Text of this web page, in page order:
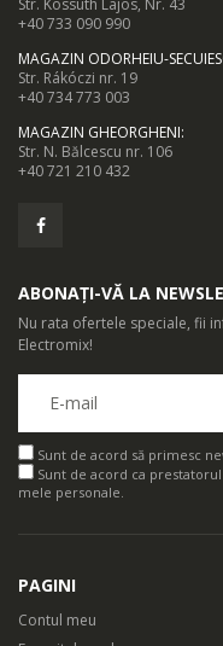
+40 733 090 990
MAGAZIN ODORHEIU-
Str. Rákóczi nr. 19
+40 734 773 003
MAGAZIN GHEORGHENI:
Str. N. Bălcescu nr. 106
+40 721 210 432
ABONAȚI-VĂ LA
Nu rata ofertele speciale, fii
Electromix!
Sunt de acord să primesc
Sunt de acord ca
mele personale.
PAGINI
Contul meu